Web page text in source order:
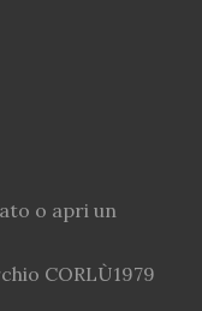
o apri un
CORLÙ1979